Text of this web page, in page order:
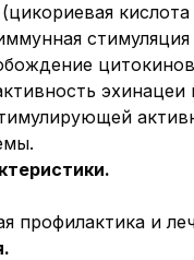
профилактика и